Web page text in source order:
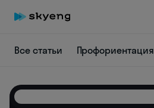
Все статьи Профориентация